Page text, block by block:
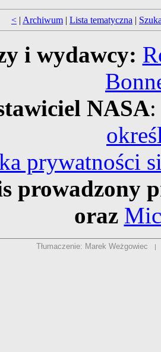
< | Archiwum | Lista tematyczna |
i wydawcy:
NASA
prywatności
prowadzony
oraz
Tłumaczenie: Marek Weżgowiec